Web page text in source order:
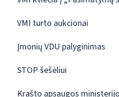
VMI turto aukcionai
Įmonių VDU palyginimas
STOP šešėliui
Krašto apsaugos